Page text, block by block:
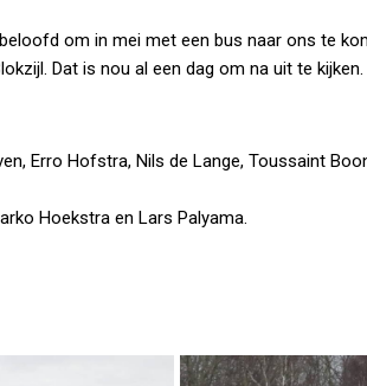
om in mei met een bus naar ons te
Dat is nou al een dag om na uit te kijken.
Erro Hofstra, Nils de Lange, Toussaint
Hoekstra en Lars Palyama.